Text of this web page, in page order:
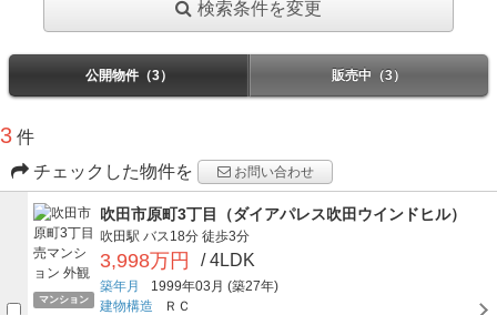
検索条件を変更
公開物件（3） 販売中（3）
3 件
チェックした物件を
お問い合わせ
マンション
吹田市原町3丁目（ダイアパレス吹田ウインドヒル）
吹田駅 バス18分 徒歩3分
3,998万円 / 4LDK
築年月 1999年03月 (築27年)
建物構造
ＲＣ